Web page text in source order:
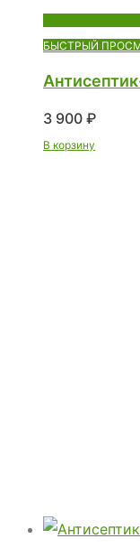
БЫСТРЫЙ
3 900 ₽
В корзину